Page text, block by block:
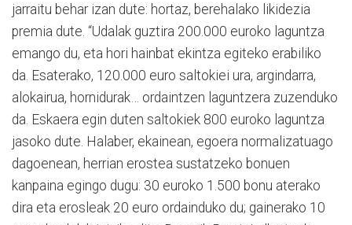
jarraitu behar izan dute: hortaz, berehalako likidezia
premia dute. “Udalak guztira 200.000 euroko laguntza
emango du, eta hori hainbat ekintza egiteko erabiliko
da. Esaterako, 120.000 euro saltokiei ura, argindarra,
alokairua, hornidurak… ordaintzen laguntzera zuzenduko
da. Eskaera egin duten saltokiek 800 euroko laguntza
jasoko dute. Halaber, ekainean, egoera normalizatuago
dagoenean, herrian erostea sustatzeko bonuen
kanpaina egingo dugu: 30 euroko 1.500 bonu aterako
dira eta erosleak 20 euro ordainduko du; gainerako 10